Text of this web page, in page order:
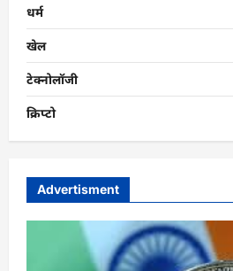
धर्म
खेल
टेक्नोलॉजी
क्रिप्टो
Advertisment